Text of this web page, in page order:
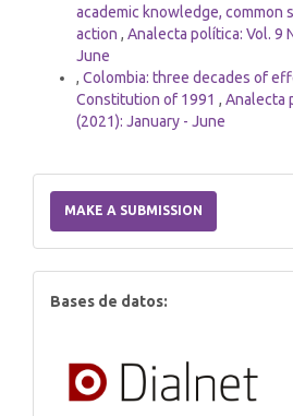
academic knowledge, common
action , Analecta política: Vol. 9
June
, Colombia: three decades of
Constitution of 1991 , Analecta
(2021): January - June
a
Submission
MAKE A SUBMISSION
Bases de datos: